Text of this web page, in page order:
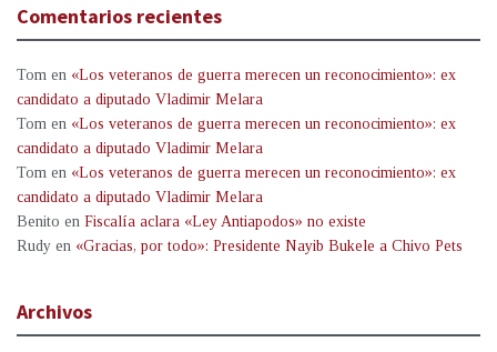
Comentarios recientes
Tom en «Los veteranos de guerra merecen un reconocimiento»: ex
candidato a diputado Vladimir Melara
Tom en «Los veteranos de guerra merecen un reconocimiento»: ex
candidato a diputado Vladimir Melara
Tom en «Los veteranos de guerra merecen un reconocimiento»: ex
candidato a diputado Vladimir Melara
Benito en Fiscalía aclara «Ley Antiapodos» no existe
Rudy en «Gracias, por todo»: Presidente Nayib Bukele a Chivo Pets
Archivos